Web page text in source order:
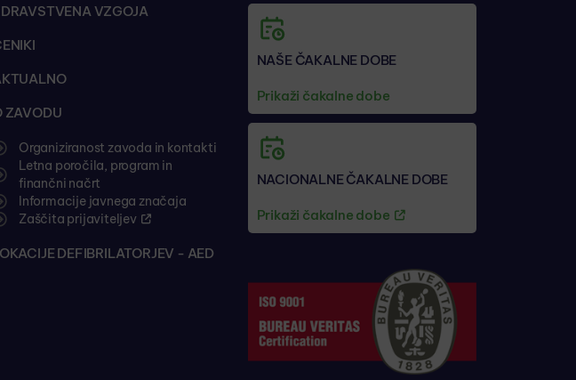
VZGOJA
ZAVODU
Organiziranost zavoda in kontakti
Letna poročila, program in
finančni načrt
Informacije javnega značaja
Zaščita prijaviteljev
DEFIBRILATORJEV - AED
NAŠE ČAKALNE DOBE
Prikaži čakalne dobe
NACIONALNE ČAKALNE DOBE
Prikaži čakalne dobe